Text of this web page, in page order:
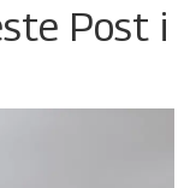
Post i